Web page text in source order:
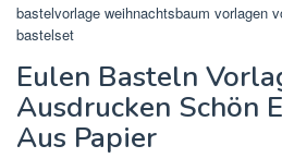
bastelvorlage weihnachtsbaum vorlagen
bastelset
Eulen Basteln
Ausdrucken Schön
Aus Papier